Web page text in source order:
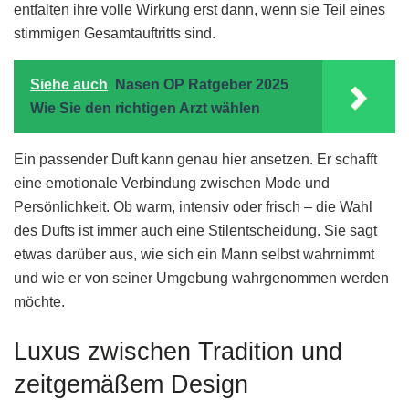
entfalten ihre volle Wirkung erst dann, wenn sie Teil eines
stimmigen Gesamtauftritts sind.
Siehe auch
Nasen OP Ratgeber 2025
Wie Sie den richtigen Arzt wählen
Ein passender Duft kann genau hier ansetzen. Er schafft
eine emotionale Verbindung zwischen Mode und
Persönlichkeit. Ob warm, intensiv oder frisch – die Wahl
des Dufts ist immer auch eine Stilentscheidung. Sie sagt
etwas darüber aus, wie sich ein Mann selbst wahrnimmt
und wie er von seiner Umgebung wahrgenommen werden
möchte.
Luxus zwischen Tradition und
zeitgemäßem Design